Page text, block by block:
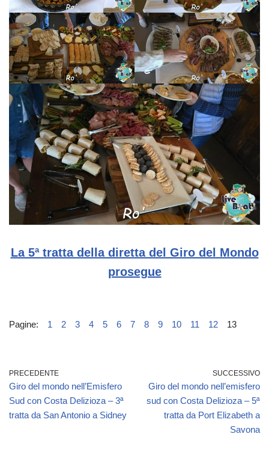
La 5ª tratta della diretta del Giro del Mondo
prosegue
Pagine: 1 2 3 4 5 6 7 8 9 10 11 12 13
PRECEDENTE
Giro del mondo nell’Emisfero
Sud con Costa Delizioza – 3ª
tratta da San Antonio a Sidney
SUCCESSIVO
Giro del mondo nell’emisfero
sud con Costa Delizioza – 5ª
tratta da Port Elizabeth a
Savona